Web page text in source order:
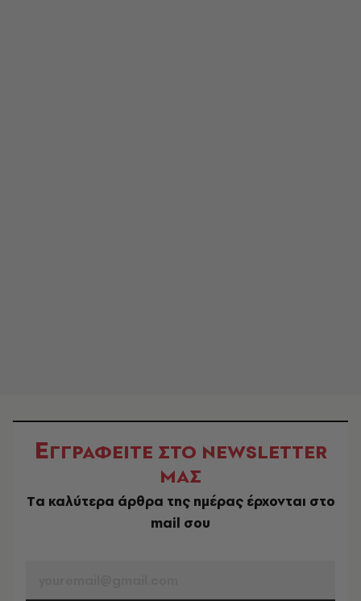
ΕΓΓΡΑΦΕΙΤΕ ΣΤΟ NEWSLETTER
ΜΑΣ
Tα καλύτερα άρθρα της ημέρας έρχονται στο
mail σου